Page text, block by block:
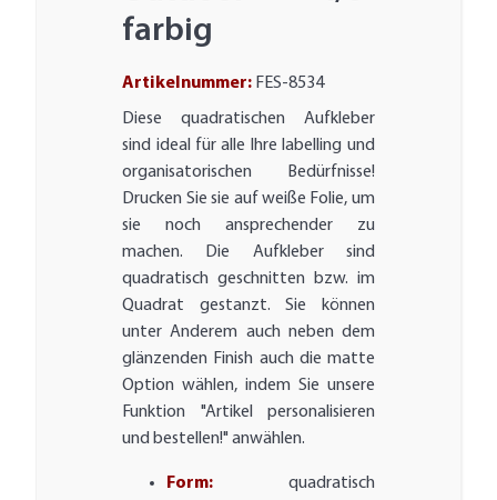
farbig
Artikelnummer: FES-8534
Diese quadratischen Aufkleber
sind ideal für alle Ihre labelling und
organisatorischen Bedürfnisse!
Drucken Sie sie auf weiße Folie, um
sie noch ansprechender zu
machen. Die Aufkleber sind
quadratisch geschnitten bzw. im
Quadrat gestanzt. Sie können
unter Anderem auch neben dem
glänzenden Finish auch die matte
Option wählen, indem Sie unsere
Funktion "Artikel personalisieren
und bestellen!" anwählen.
Form: quadratisch